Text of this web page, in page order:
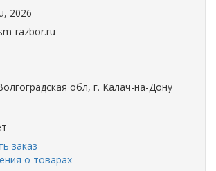
, 2026
razbor.ru
обл, г. Калач-на-Дону
заказ
о товарах